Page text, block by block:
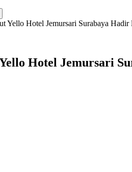
Yello Hotel Jemursari Surabaya Hadir
Hotel Jemursari